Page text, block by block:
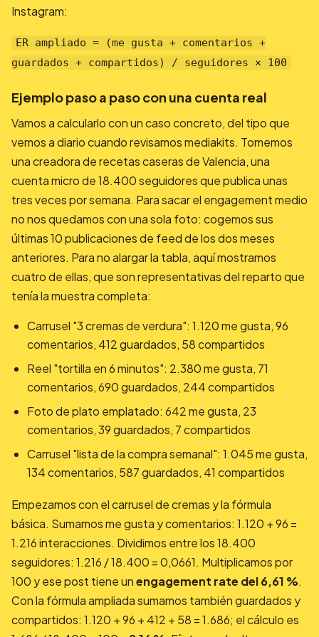
Instagram:
ER ampliado = (me gusta + comentarios +
guardados + compartidos) / seguidores × 100
Ejemplo paso a paso con una cuenta real
Vamos a calcularlo con un caso concreto, del tipo que
vemos a diario cuando revisamos mediakits. Tomemos
una creadora de recetas caseras de Valencia, una
cuenta micro de 18.400 seguidores que publica unas
tres veces por semana. Para sacar el engagement medio
no nos quedamos con una sola foto: cogemos sus
últimas 10 publicaciones de feed de los dos meses
anteriores. Para no alargar la tabla, aquí mostramos
cuatro de ellas, que son representativas del reparto que
tenía la muestra completa:
Carrusel "3 cremas de verdura": 1.120 me gusta, 96
comentarios, 412 guardados, 58 compartidos
Reel "tortilla en 6 minutos": 2.380 me gusta, 71
comentarios, 690 guardados, 244 compartidos
Foto de plato emplatado: 642 me gusta, 23
comentarios, 39 guardados, 7 compartidos
Carrusel "lista de la compra semanal": 1.045 me gusta,
134 comentarios, 587 guardados, 41 compartidos
Empezamos con el carrusel de cremas y la fórmula
básica. Sumamos me gusta y comentarios: 1.120 + 96 =
1.216 interacciones. Dividimos entre los 18.400
seguidores: 1.216 / 18.400 = 0,0661. Multiplicamos por
100 y ese post tiene unengagement rate del 6,61 %.
Con la fórmula ampliada sumamos también guardados y
compartidos: 1.120 + 96 + 412 + 58 = 1.686; el cálculo es